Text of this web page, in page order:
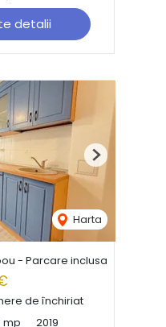
detalii
Harta
Next
- Parcare inclusa
de închiriat
mp 2019